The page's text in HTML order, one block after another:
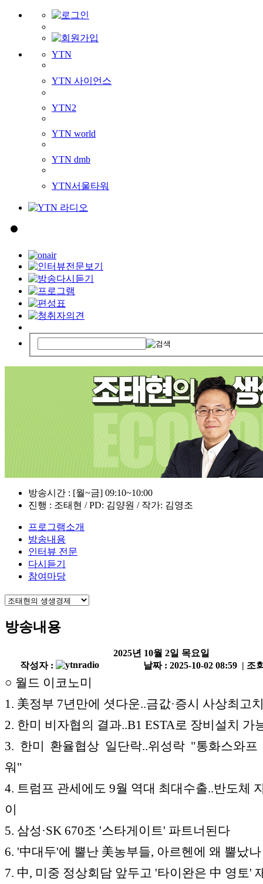
YTN
YTN 사이언스
YTN2
YTN world
YTN dmb
YTN서울타워
방송시간 : [월~금] 09:10~10:00
진행 : 조태현 / PD: 김양원 / 작가: 김영조
프로그램소개
방송내용
인터뷰 전문
다시듣기
참여마당
방송내용
2025년 10월 2일 목요일
작성자 :
날짜 : 2025-10-02 08:59 | 조
○ 월드 이코노미
1. 美정부 7년만에 셧다운..금값·증시 사상최고
2. 한미 비자협의 결과..B1 ESTA로 장비설치 가
3. 한미 환율협상 일단락..위성락 "통화스와
워"
4. 트럼프 관세에도 9월 역대 최대수출..반도체
이
5. 삼성·SK 670조 '스타게이트' 파트너된다
6. '中대두'에 뿔난 美농부들, 아르헨에 왜 뿔났나
7. 中, 미중 정상회담 앞두고 '타이완은 中 영토'